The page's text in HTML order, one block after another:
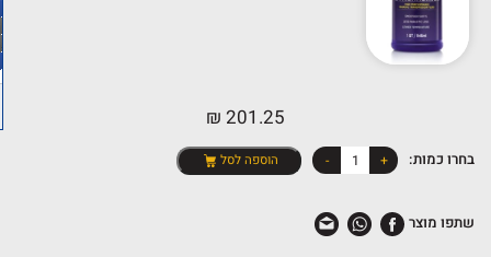
₪ 201.25
בחרו כמות: +
כמות
שמן
תמסורת
- הוספה לסל
שתפו מוצר